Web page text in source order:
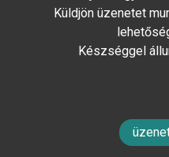
Küldjön üzenetet
Készséggel